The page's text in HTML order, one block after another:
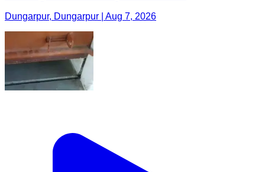
Dungarpur, Dungarpur | Aug 7, 2026